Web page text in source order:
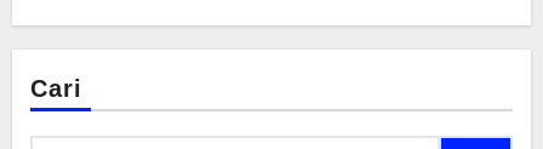
Cari